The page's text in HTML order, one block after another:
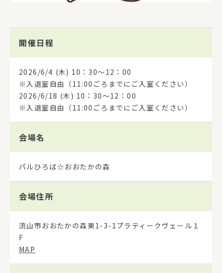
開催日程
2026/6/4 (木) 10：30～12：00
※入退室自由（11:00ごろまでにご入室ください）
2026/6/18 (木) 10：30～12：00
※入退室自由（11:00ごろまでにご入室ください）
会場名
パルひろば☆おおたかの森
会場住所
流山市おおたかの森東1-3-1プラティークヴェール１
F
MAP